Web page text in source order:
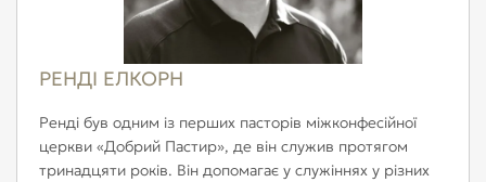
РЕНДІ ЕЛКОРН
Ренді був одним із перших пасторів міжконфесійної
церкви «Добрий Пастир», де він служив протягом
тринадцяти років. Він допомагає у служіннях у різних